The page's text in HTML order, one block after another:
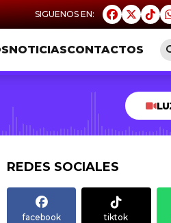
NOTICIASCONTACTOS
REDES SOCIALES
facebook tiktok